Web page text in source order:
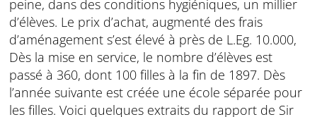
peine, dans des conditions hygiéniques, un millier
d’élèves. Le prix d’achat, augmenté des frais
d’aménagement s’est élevé à près de L.Eg. 10.000,
Dès la mise en service, le nombre d’élèves est
passé à 360, dont 100 filles à la fin de 1897. Dès
l’année suivante est créée une école séparée pour
les filles. Voici quelques extraits du rapport de Sir